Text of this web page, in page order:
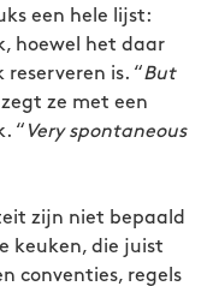
een hele lijst:
hoewel het daar
is. “But
zegt ze met een
“ Very spontaneous
zijn niet bepaald
keuken, die juist
conventies, regels